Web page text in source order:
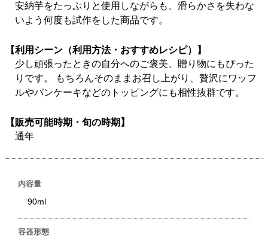
安納芋をたっぷりと使用しながらも、滑らかさを失わな
いよう何度も試作をした商品です。
【利用シーン（利用方法・おすすめレシピ）】
少し頑張ったときの自分へのご褒美、贈り物にもぴった
りです。 もちろんそのままお召し上がり、贅沢にワッフ
ルやパンケーキなどのトッピングにも相性抜群です。
【販売可能時期・旬の時期】
通年
内容量
90ml
容器形態